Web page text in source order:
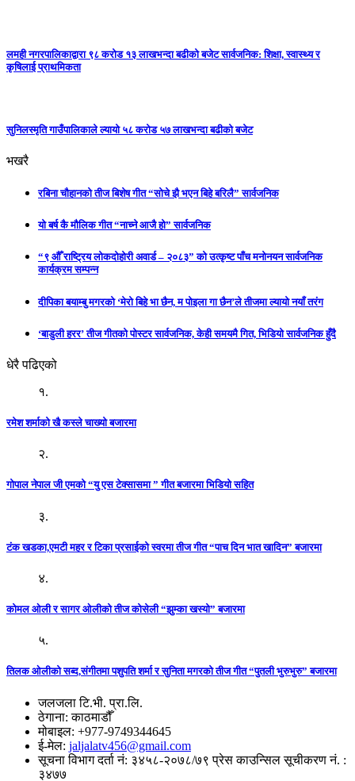
लमही नगरपालिकाद्वारा ९८ करोड १३ लाखभन्दा बढीको बजेट सार्वजनिक: शिक्षा, स्वास्थ्य र
कृषिलाई प्राथमिकता
सुनिलस्मृति गाउँपालिकाले ल्यायो ५८ करोड ५७ लाखभन्दा बढीको बजेट
भखरै
रबिना चौहानको तीज बिशेष गीत “सोचे झै भएन बिहे बरिलै” सार्वजनिक
यो बर्ष कै मौलिक गीत “नाच्ने आजै हो” सार्वजनिक
“९ औँ राष्ट्रिय लोकदोहोरी अवार्ड – २०८३” को उत्कृष्ट पाँच मनोनयन सार्वजनिक
कार्यक्रम सम्पन्न
दीपिका बयाम्बु मगरको ‘मेरो बिहे भा छैन, म पोइला गा छैन’ले तीजमा ल्यायो नयाँ तरंग
‘बाडुली हरर’ तीज गीतको पोस्टर सार्वजनिक, केही समयमै गित, भिडियो सार्वजनिक हुँदै
धेरै पढिएको
१.
रमेश शर्माको खै कस्ले चाख्यो बजारमा
२.
गोपाल नेपाल जी एमको “यु एस टेक्सासमा ” गीत बजारमा भिडियो सहित
३.
टंक खडका,एमटी महर र टिका प्रसाईको स्वरमा तीज गीत “पाच दिन भात खादिन” बजारमा
४.
कोमल ओली र सागर ओलीको तीज कोसेली “झुम्का खस्यो” बजारमा
५.
तिलक ओलीको सब्द,संगीतमा पशुपति शर्मा र सुनिता मगरको तीज गीत “पुतली भुरुभुरु” बजारमा
जलजला टि.भी. प्रा.लि.
ठेगाना: काठमाडौँ
मोबाइल: +977-9749344645
ई-मेल: jaljalatv456@gmail.com
सूचना विभाग दर्ता नं: ३४५८-२०७८/७९ प्रेस काउन्सिल सूचीकरण नं. :
३४७७